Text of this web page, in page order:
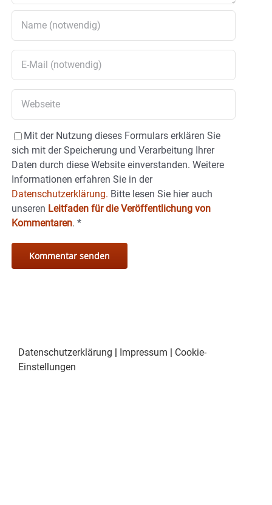
Mit der Nutzung dieses Formulars erklären Sie
sich mit der Speicherung und Verarbeitung Ihrer
Daten durch diese Website einverstanden. Weitere
Informationen erfahren Sie in der
Datenschutzerklärung. Bitte lesen Sie hier auch
unseren Leitfaden für die Veröffentlichung von
Kommentaren. *
Datenschutzerklärung | Impressum | Cookie-
Einstellungen